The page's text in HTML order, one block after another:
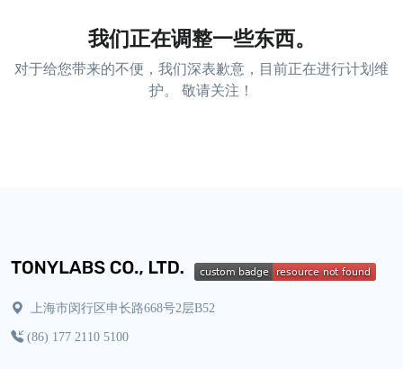
我们正在调整一些东西。
对于给您带来的不便，我们深表歉意，目前正在进行计划维
护。 敬请关注！
上海市闵行区申长路668号2层B52
(86) 177 2110 5100